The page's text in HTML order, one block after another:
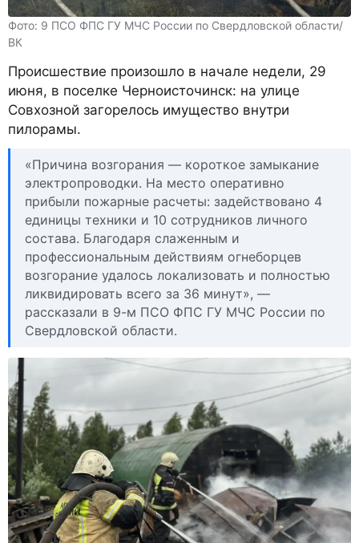
Фото: 9 ПСО ФПС ГУ МЧС России по Свердловской области/
ВК
Происшествие произошло в начале недели, 29
июня, в поселке Черноисточинск: на улице
Совхозной загорелось имущество внутри
пилорамы.
«Причина возгорания — короткое замыкание
электропроводки. На место оперативно
прибыли пожарные расчеты: задействовано 4
единицы техники и 10 сотрудников личного
состава. Благодаря слаженным и
профессиональным действиям огнеборцев
возгорание удалось локализовать и полностью
ликвидировать всего за 36 минут», —
рассказали в 9-м ПСО ФПС ГУ МЧС России по
Свердловской области.